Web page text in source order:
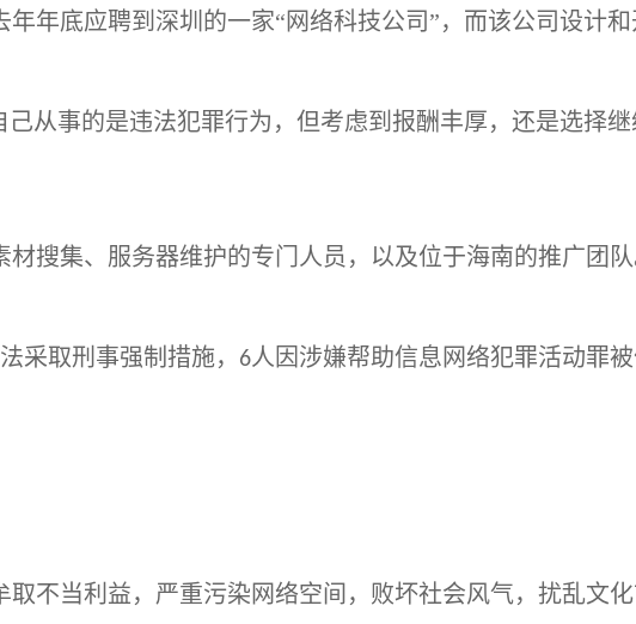
年年底应聘到深圳的一家“网络科技公司”，而该公司设计
从事的是违法犯罪行为，但考虑到报酬丰厚，还是选择
搜集、服务器维护的专门人员，以及位于海南的推广团队
采取刑事强制措施， 6人因涉嫌帮助信息网络犯罪活动罪
不当利益，严重污染网络空间，败坏社会风气，扰乱文